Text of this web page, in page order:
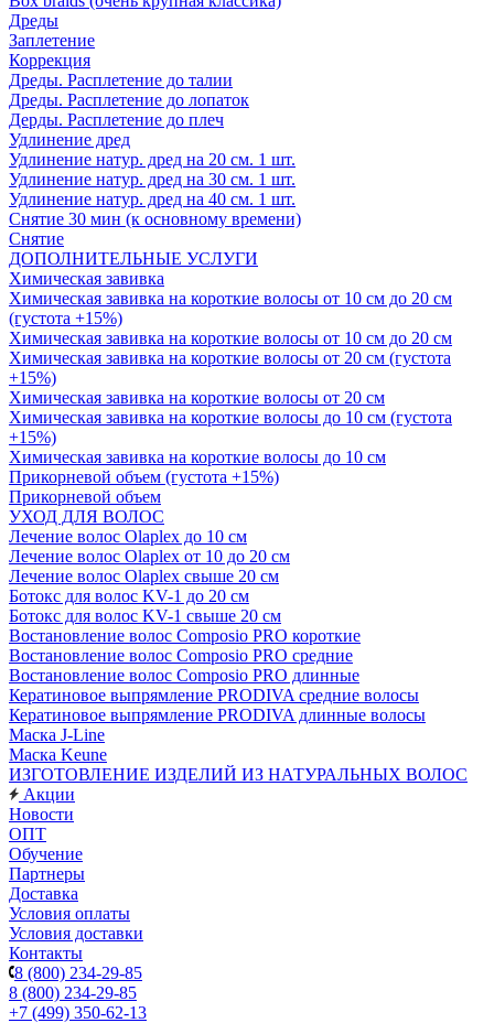
Дреды
Заплетение
Коррекция
Дреды. Расплетение до талии
Дреды. Расплетение до лопаток
Дерды. Расплетение до плеч
Удлинение дред
Удлинение натур. дред на 20 см. 1 шт.
Удлинение натур. дред на 30 см. 1 шт.
Удлинение натур. дред на 40 см. 1 шт.
Снятие 30 мин (к основному времени)
Снятие
ДОПОЛНИТЕЛЬНЫЕ УСЛУГИ
Химическая завивка
Химическая завивка на короткие волосы от 10 см до 20 см
(густота +15%)
Химическая завивка на короткие волосы от 10 см до 20 см
Химическая завивка на короткие волосы от 20 см (густота
+15%)
Химическая завивка на короткие волосы от 20 см
Химическая завивка на короткие волосы до 10 см (густота
+15%)
Химическая завивка на короткие волосы до 10 см
Прикорневой объем (густота +15%)
Прикорневой объем
УХОД ДЛЯ ВОЛОС
Лечение волос Olapleх до 10 см
Лечение волос Olapleх от 10 до 20 см
Лечение волос Olapleх свыше 20 см
Ботокс для волос KV-1 до 20 см
Ботокс для волос KV-1 свыше 20 см
Востановление волос Composio PRO короткие
Востановление волос Composio PRO средние
Востановление волос Composio PRO длинные
Кератиновое выпрямление PRODIVA средние волосы
Кератиновое выпрямление PRODIVA длинные волосы
Маска J-Line
Маска Keune
ИЗГОТОВЛЕНИЕ ИЗДЕЛИЙ ИЗ НАТУРАЛЬНЫХ ВОЛОС
Акции
Новости
ОПТ
Обучение
Партнеры
Доставка
Условия оплаты
Условия доставки
Контакты
8 (800) 234-29-85
8 (800) 234-29-85
+7 (499) 350-62-13